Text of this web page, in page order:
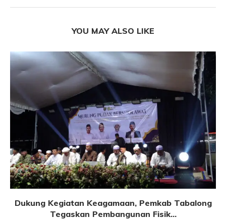
YOU MAY ALSO LIKE
Dukung Kegiatan Keagamaan, Pemkab Tabalong
Tegaskan Pembangunan Fisik...